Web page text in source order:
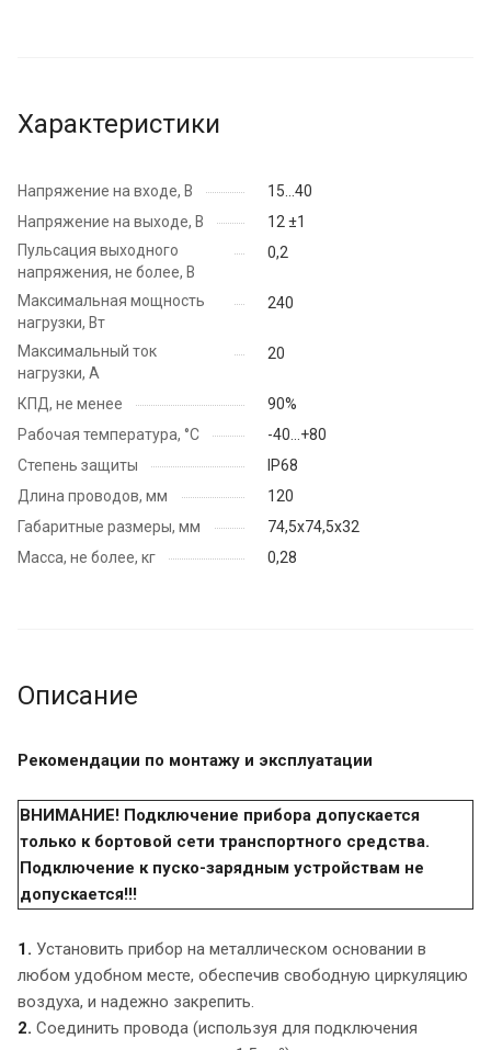
Характеристики
Напряжение на входе, В
15...40
Напряжение на выходе, В
12 ±1
Пульсация выходного
напряжения, не более, В
0,2
Максимальная мощность
нагрузки, Вт
240
Максимальный ток
нагрузки, А
20
КПД, не менее
90%
Рабочая температура, °C
-40…+80
Степень защиты
IP68
Длина проводов, мм
120
Габаритные размеры, мм
74,5х74,5х32
Масса, не более, кг
0,28
Описание
Рекомендации по монтажу и эксплуатации
ВНИМАНИЕ! Подключение прибора допускается
только к бортовой сети транспортного средства.
Подключение к пуско-зарядным устройствам не
допускается!!!
1. Установить прибор на металлическом основании в
любом удобном месте, обеспечив свободную циркуляцию
воздуха, и надежно закрепить.
2. Соединить провода (используя для подключения